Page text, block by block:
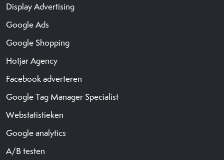
Display Advertising
Google Ads
Google Shopping
Hotjar Agency
Facebook adverteren
Google Tag Manager Specialist
Webstatistieken
Google analytics
A/B testen